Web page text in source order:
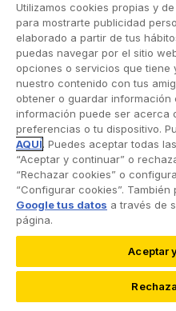
Viaje
Hogar
Vida
Decesos
Dental
Deportivo
Esquí
Utilizamos cookies propias y
para mostrarte publicidad
elaborado a partir de tus
puedas navegar por el sitio
opciones o servicios que
nuestro contenido con tus
obtener o guardar información
información puede ser acerca
preferencias o tu dispositivo.
AQUÍ. Puedes aceptar todas
“Aceptar y continuar” o
“Rechazar cookies” o
“Configurar cookies”.
Google tus datos a través de
página.
Aceptar